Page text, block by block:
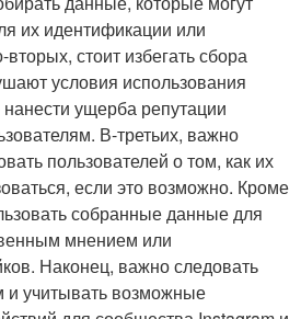
их идентификации или
стоит избегать сбора
условия использования
ущерба репутации
В-третьих, важно
пользователей о том, как их
если это возможно. Кроме
собранные данные для
мнением или
Наконец, важно следовать
и учитывать возможные